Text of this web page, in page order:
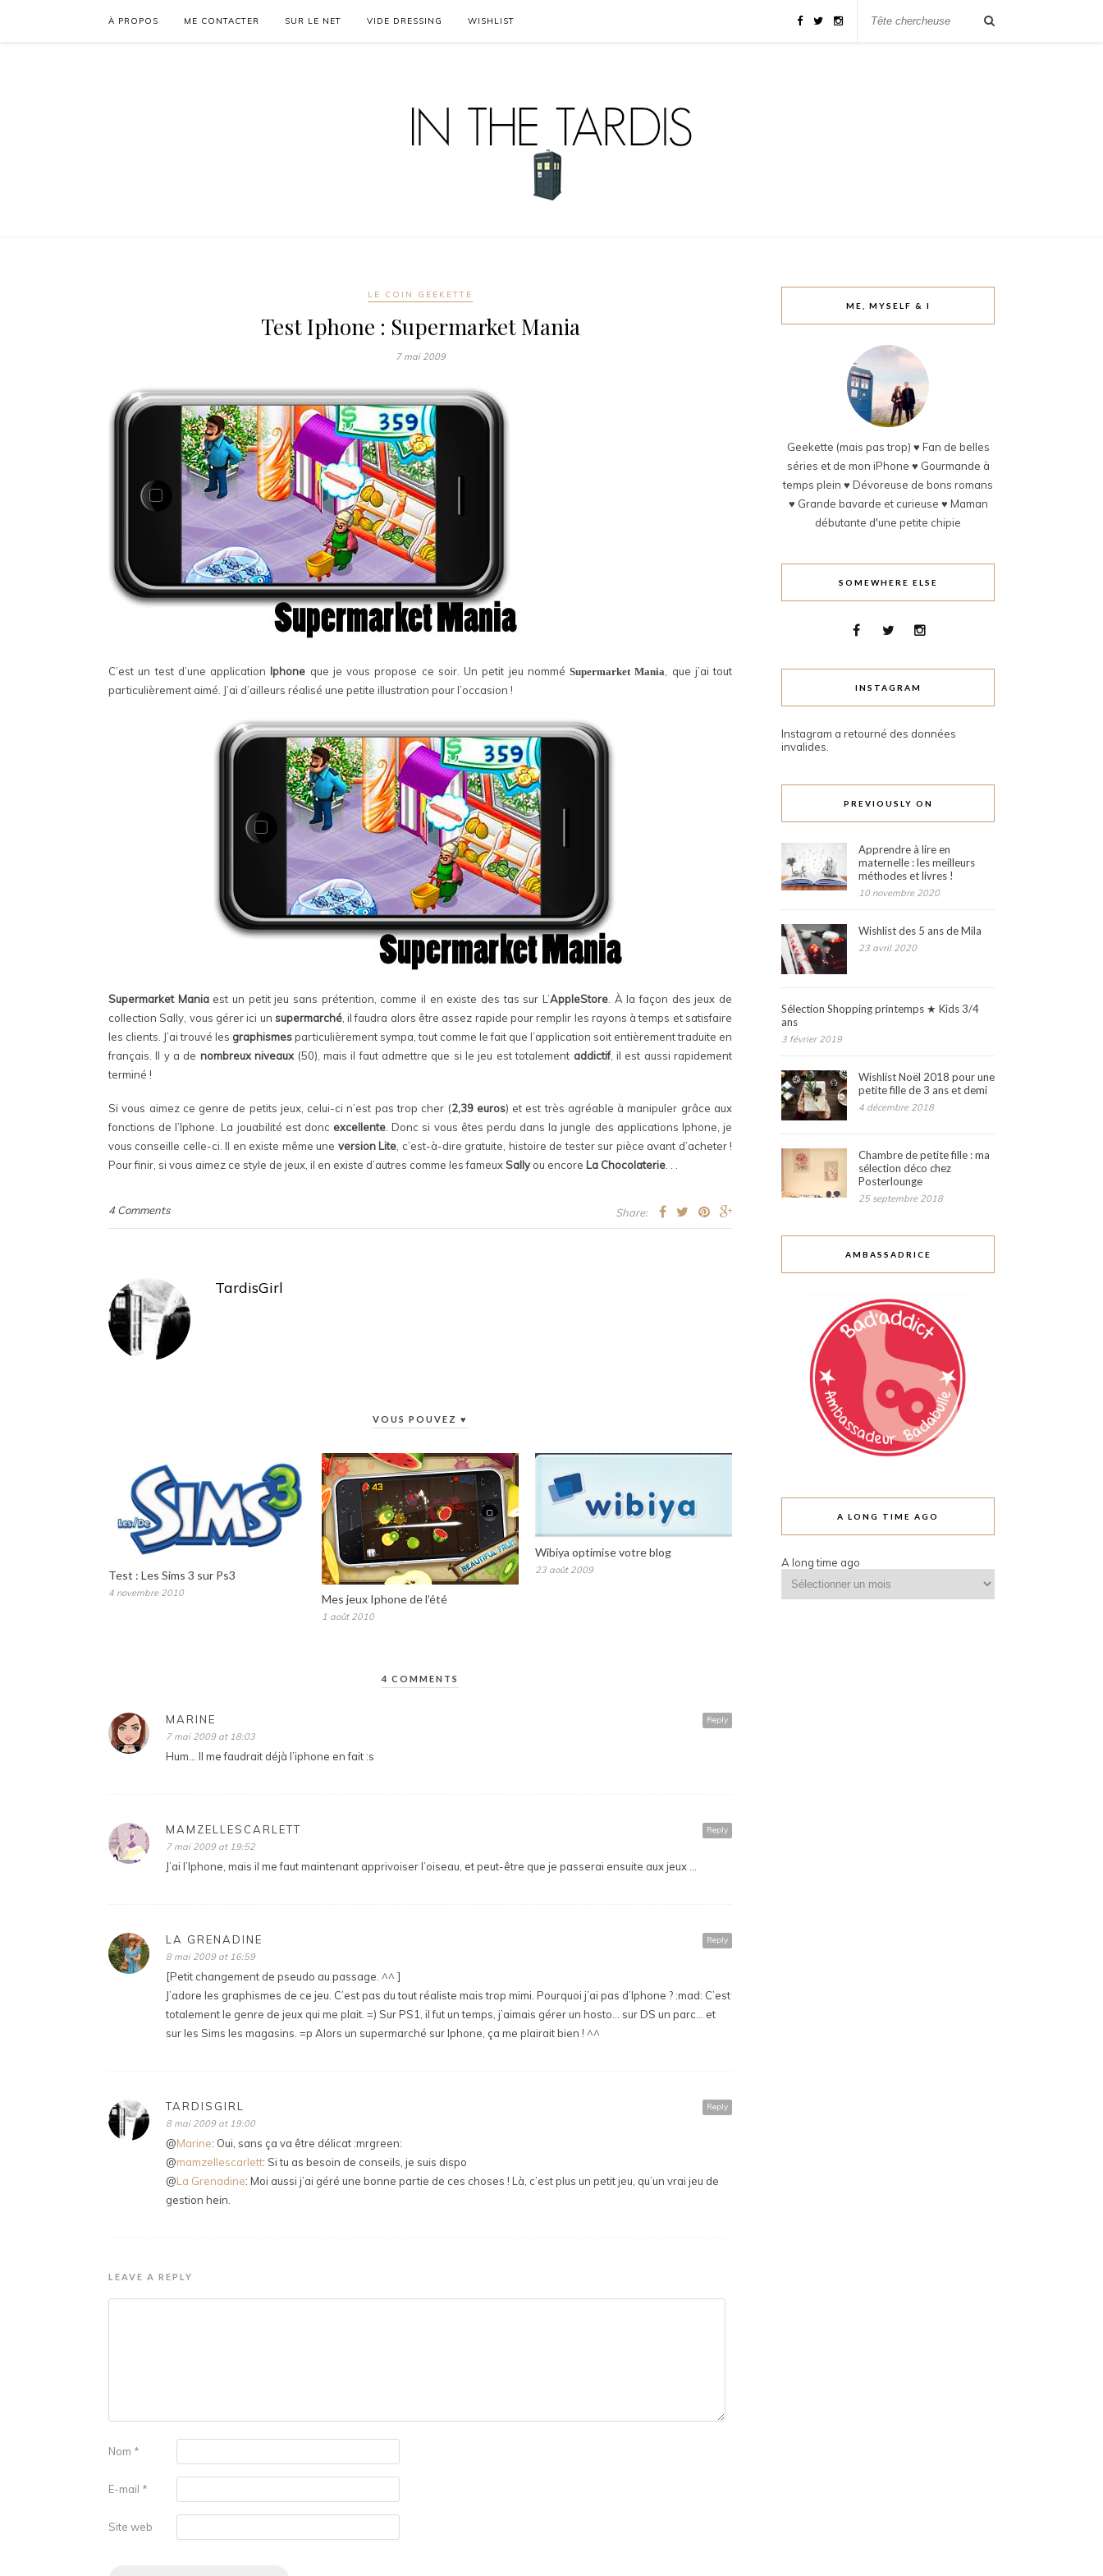
À PROPOS ME CONTACTER SUR LE NET VIDE DRESSING WISHLIST
LE COIN GEEKETTE
Test Iphone : Supermarket Mania
7 mai 2009
C’est un test d’une application Iphone que je vous propose ce soir. Un petit jeu nommé Supermarket Mania , que j’ai tout
particulièrement aimé. J’ai d’ailleurs réalisé une petite illustration pour l’occasion !
Supermarket Maniaest un petit jeu sans prétention, comme il en existe des tas sur L’AppleStore . À la façon des jeux de
collection Sally, vous gérer ici un supermarché, il faudra alors être assez rapide pour remplir les rayons à temps et satisfaire
les clients. J’ai trouvé les graphismesparticulièrement sympa, tout comme le fait que l’application soit entièrement traduite en
français. Il y a de nombreux niveaux(50), mais il faut admettre que si le jeu est totalement addictif, il est aussi rapidement
terminé !
Si vous aimez ce genre de petits jeux, celui-ci n’est pas trop cher (2,39 euros) et est très agréable à manipuler grâce aux
fonctions de l’Iphone. La jouabilité est donc excellente . Donc si vous êtes perdu dans la jungle des applications Iphone, je
vous conseille celle-ci. Il en existe même une version Lite , c’est-à-dire gratuite, histoire de tester sur pièce avant d’acheter !
Pour finir, si vous aimez ce style de jeux, il en existe d’autres comme les fameuxSallyou encore La Chocolaterie
4 Comments Share:
TardisGirl
VOUS POUVEZ ♥
Test : Les Sims 3 sur Ps3
4 novembre 2010 Mes jeux Iphone de l’été
1 août 2010
Wibiya optimise votre blog
23 août 2009
4 COMMENTS
Reply
MARINE
7 mai 2009 at 18:03
Hum… Il me faudrait déjà l’iphone en fait :s
Reply
MAMZELLESCARLETT
7 mai 2009 at 19:52
J’ai l’Iphone, mais il me faut maintenant apprivoiser l’oiseau, et peut-être que je passerai ensuite aux jeux …
Reply
LA GRENADINE
8 mai 2009 at 16:59
[Petit changement de pseudo au passage. ^^ ]
J’adore les graphismes de ce jeu. C’est pas du tout réaliste mais trop mimi. Pourquoi j’ai pas d’Iphone ? :mad: C’est
totalement le genre de jeux qui me plait. =) Sur PS1, il fut un temps, j’aimais gérer un hosto… sur DS un parc… et
sur les Sims les magasins. =p Alors un supermarché sur Iphone, ça me plairait bien ! ^^
Reply
TARDISGIRL
8 mai 2009 at 19:00
@Marine: Oui, sans ça va être délicat :mrgreen:
@mamzellescarlett: Si tu as besoin de conseils, je suis dispo
@La Grenadine: Moi aussi j’ai géré une bonne partie de ces choses ! Là, c’est plus un petit jeu, qu’un vrai jeu de
gestion hein.
LEAVE A REPLY
Nom *
E-mail *
Site web
ME, MYSELF & I
Geekette (mais pas trop) ♥ Fan de belles
séries et de mon iPhone ♥ Gourmande à
temps plein ♥ Dévoreuse de bons romans
♥ Grande bavarde et curieuse ♥ Maman
débutante d'une petite chipie
SOMEWHERE ELSE
INSTAGRAM
Instagram a retourné des données
invalides.
PREVIOUSLY ON
Apprendre à lire en
maternelle : les meilleurs
méthodes et livres !
10 novembre 2020
Wishlist des 5 ans de Mila
23 avril 2020
Sélection Shopping printemps ★ Kids 3/4
ans
3 février 2019
Wishlist Noël 2018 pour une
petite fille de 3 ans et demi
4 décembre 2018
Chambre de petite fille : ma
sélection déco chez
Posterlounge
25 septembre 2018
AMBASSADRICE
A LONG TIME AGO
A long time ago